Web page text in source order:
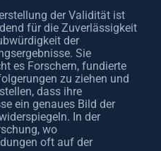
der Validität ist
für die Zuverlässigkeit
der
Sie
es Forschern, fundierte
zu ziehen und
dass ihre
ein genaues Bild der
In der
wo
oft auf der